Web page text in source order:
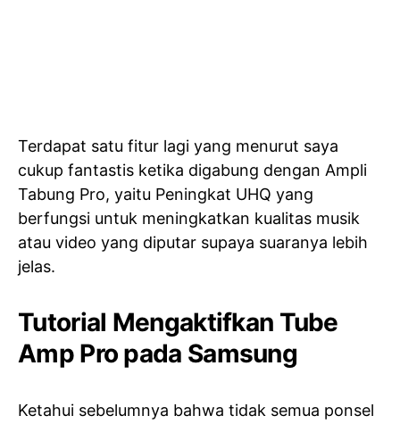
Terdapat satu fitur lagi yang menurut saya
cukup fantastis ketika digabung dengan Ampli
Tabung Pro, yaitu Peningkat UHQ yang
berfungsi untuk meningkatkan kualitas musik
atau video yang diputar supaya suaranya lebih
jelas.
Tutorial Mengaktifkan Tube
Amp Pro pada Samsung
Ketahui sebelumnya bahwa tidak semua ponsel